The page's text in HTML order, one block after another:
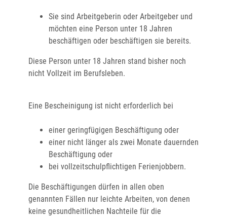
Sie sind Arbeitgeberin oder Arbeitgeber und
möchten eine Person unter 18 Jahren
beschäftigen oder beschäftigen sie bereits.
Diese Person unter 18 Jahren stand bisher noch
nicht Vollzeit im Berufsleben.
Eine Bescheinigung ist nicht erforderlich bei
einer geringfügigen Beschäftigung oder
einer nicht länger als zwei Monate dauernden
Beschäftigung oder
bei vollzeitschulpflichtigen Ferienjobbern.
Die Beschäftigungen dürfen in allen oben
genannten Fällen nur leichte Arbeiten, von denen
keine gesundheitlichen Nachteile für die